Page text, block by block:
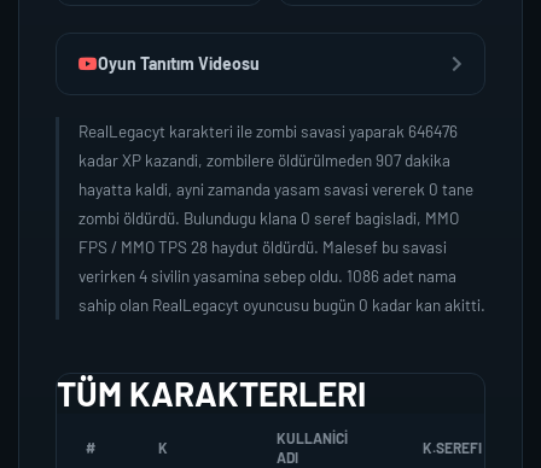
Oyun Tanıtım Videosu
RealLegacyt karakteri ile zombi savasi yaparak 646476
kadar XP kazandi, zombilere öldürülmeden 907 dakika
hayatta kaldi, ayni zamanda yasam savasi vererek 0 tane
zombi öldürdü. Bulundugu klana 0 seref bagisladi, MMO
FPS / MMO TPS 28 haydut öldürdü. Malesef bu savasi
verirken 4 sivilin yasamina sebep oldu. 1086 adet nama
sahip olan RealLegacyt oyuncusu bugün 0 kadar kan akitti.
TÜM KARAKTERLERI
# K
KULLANICI
ADI
K.SEREFI